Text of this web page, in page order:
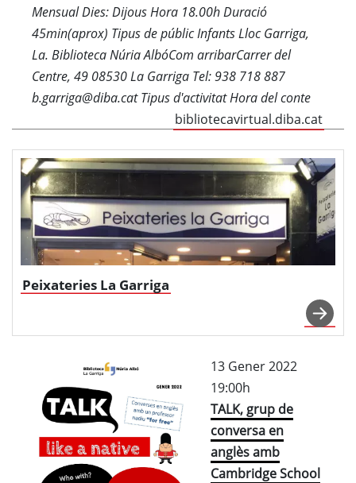
Mensual Dies: Dijous Hora 18.00h Duració
45min(aprox) Tipus de públic Infants Lloc Garriga,
La. Biblioteca Núria AlbóCom arribarCarrer del
Centre, 49 08530 La Garriga Tel: 938 718 887
b.garriga@diba.cat Tipus d'activitat Hora del conte
bibliotecavirtual.diba.cat
Peixateries La Garriga
13 Gener 2022
19:00h
TALK, grup de
conversa en
anglès amb
Cambridge School